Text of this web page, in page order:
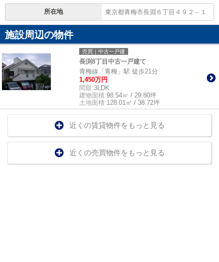
所在地 東京都青梅市長淵６丁目４９２－１
施設周辺の物件
売買｜中古一戸建
長渕8丁目中古一戸建て
青梅線「青梅」駅 徒歩21分
1,450万円
間取:3LDK
建物面積:98.54㎡ / 29.80坪
土地面積:128.01㎡ / 38.72坪
近くの賃貸物件をもっと見る
近くの売買物件をもっと見る